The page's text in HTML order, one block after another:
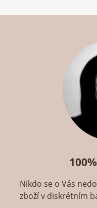
Nikdo se o Vás
zboží v diskrétním